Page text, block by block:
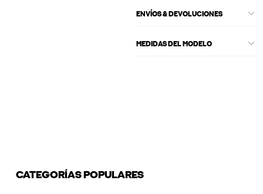
ENVÍOS & DEVOLUCIONES
MEDIDAS DEL MODELO
CATEGORÍAS POPULARES